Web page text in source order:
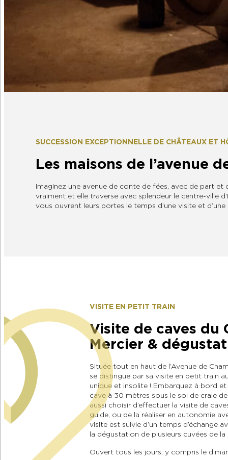
SUCCESSION EXCEPTIONNELLE DE CHÂTEAUX ET
Les maisons de l’avenue
Imaginez une avenue de conte de fées, avec de part
vraiment et elle traverse avec splendeur le centre-ville
vous ouvrent leurs portes le temps d’une visite et
VISITE EN PETIT TRAIN
Visite de caves du
Mercier &
Située tout en haut de l’Avenue de
se distingue par sa visite en petit train
unique et insolite ! Embarquez à bord
cave à 30 mètres sous le sol de craie
aussi choisir d’effectuer la visite de
guide, ou de la réaliser en autonomie
visite est suivie d’un temps d’échange
la dégustation de plusieurs cuvées de la
Ouvert tous les jours, y compris le